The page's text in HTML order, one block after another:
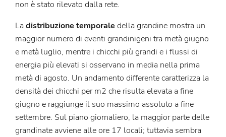
non è stato rilevato dalla rete.
La distribuzione temporale della grandine mostra un
maggior numero di eventi grandinigeni tra metà giugno
e metà luglio, mentre i chicchi più grandi e i flussi di
energia più elevati si osservano in media nella prima
metà di agosto. Un andamento differente caratterizza la
densità dei chicchi per m2 che risulta elevata a fine
giugno e raggiunge il suo massimo assoluto a fine
settembre. Sul piano giornaliero, la maggior parte delle
grandinate avviene alle ore 17 locali; tuttavia sembra